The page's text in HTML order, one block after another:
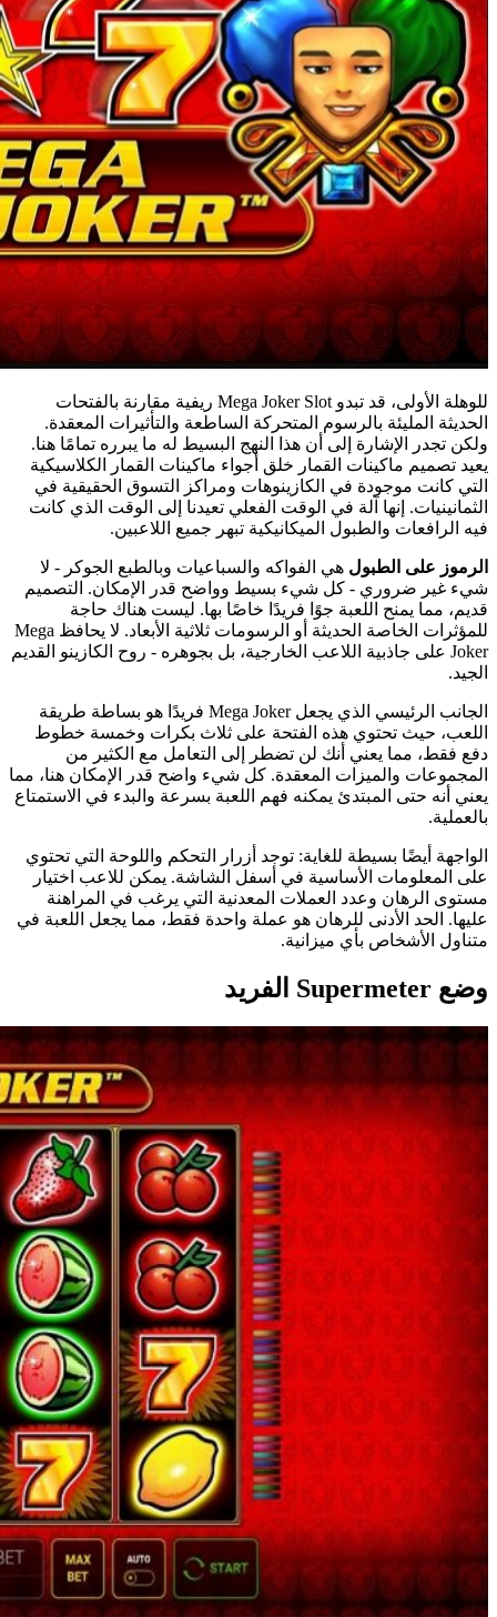
للوهلة الأولى، قد تبدو Mega Joker Slot ريفية مقارنة بالفتحات
الحديثة المليئة بالرسوم المتحركة الساطعة والتأثيرات المعقدة.
ولكن تجدر الإشارة إلى أن هذا النهج البسيط له ما يبرره تمامًا هنا.
يعيد تصميم ماكينات القمار خلق أجواء ماكينات القمار الكلاسيكية
التي كانت موجودة في الكازينوهات ومراكز التسوق الحقيقية في
الثمانينيات. إنها آلة في الوقت الفعلي تعيدنا إلى الوقت الذي كانت
فيه الرافعات والطبول الميكانيكية تبهر جميع اللاعبين.
الرموز على الطبول هي الفواكه والسباعيات وبالطبع الجوكر - لا
شيء غير ضروري - كل شيء بسيط وواضح قدر الإمكان. التصميم
قديم، مما يمنح اللعبة جوًا فريدًا خاصًا بها. ليست هناك حاجة
للمؤثرات الخاصة الحديثة أو الرسومات ثلاثية الأبعاد. لا يحافظ Mega
Joker على جاذبية اللاعب الخارجية، بل بجوهره - روح الكازينو القديم
الجيد.
الجانب الرئيسي الذي يجعل Mega Joker فريدًا هو بساطة طريقة
اللعب، حيث تحتوي هذه الفتحة على ثلاث بكرات وخمسة خطوط
دفع فقط، مما يعني أنك لن تضطر إلى التعامل مع الكثير من
المجموعات والميزات المعقدة. كل شيء واضح قدر الإمكان هنا، مما
يعني أنه حتى المبتدئ يمكنه فهم اللعبة بسرعة والبدء في الاستمتاع
بالعملية.
الواجهة أيضًا بسيطة للغاية: توجد أزرار التحكم واللوحة التي تحتوي
على المعلومات الأساسية في أسفل الشاشة. يمكن للاعب اختيار
مستوى الرهان وعدد العملات المعدنية التي يرغب في المراهنة
عليها. الحد الأدنى للرهان هو عملة واحدة فقط، مما يجعل اللعبة في
متناول الأشخاص بأي ميزانية.
وضع Supermeter الفريد